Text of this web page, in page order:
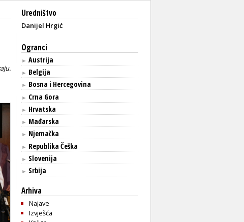
Uredništvo
Danijel Hrgić
Ogranci
► Austrija
► Belgija
► Bosna i Hercegovina
► Crna Gora
► Hrvatska
► Mađarska
► Njemačka
► Republika Češka
► Slovenija
► Srbija
Arhiva
Najave
Izvješća